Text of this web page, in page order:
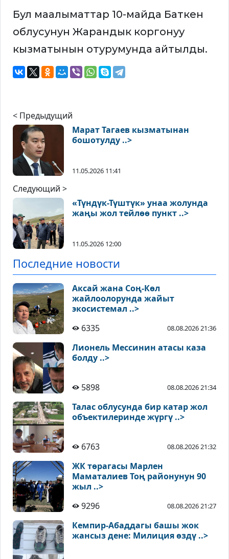
Бул маалыматтар 10-майда Баткен
облусунун Жарандык коргонуу
кызматынын отурумунда айтылды.
< Предыдущий
Марат Тагаев кызматынан
бошотулду ..>
11.05.2026 11:41
Следующий >
«Түндүк-Түштүк» унаа жолунда
жаңы жол тейлөө пункт ..>
11.05.2026 12:00
Последние новости
Аксай жана Соң-Көл
жайлоолорунда жайыт
экосистемал ..>
6335
08.08.2026 21:36
Лионель Мессинин атасы каза
болду ..>
5898 08.08.2026 21:34
Талас облусунда бир катар жол
объектилеринде жүргү ..>
6763 08.08.2026 21:32
ЖК төрагасы Марлен
Маматалиев Тоң районунун 90
жыл ..>
9296
08.08.2026 21:27
Кемпир-Абаддагы башы жок
жансыз дене: Милиция өздү ..>